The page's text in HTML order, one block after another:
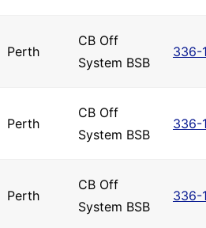
Perth
CB Off
System BSB
336-
Perth
CB Off
System BSB
336-
Perth
CB Off
System BSB
336-